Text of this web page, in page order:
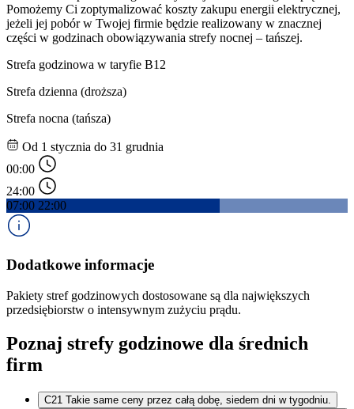
Pomożemy Ci zoptymalizować koszty zakupu energii elektrycznej,
jeżeli jej pobór w Twojej firmie będzie realizowany w znacznej
części w godzinach obowiązywania strefy nocnej – tańszej.
Strefa godzinowa w taryfie B12
Strefa dzienna (droższa)
Strefa nocna (tańsza)
Od 1 stycznia do 31 grudnia
00:00
24:00
07:00 22:00
Dodatkowe informacje
Pakiety stref godzinowych dostosowane są dla największych
przedsiębiorstw o intensywnym zużyciu prądu.
Poznaj strefy godzinowe dla średnich
firm
C21 Takie same ceny przez całą dobę, siedem dni w tygodniu.